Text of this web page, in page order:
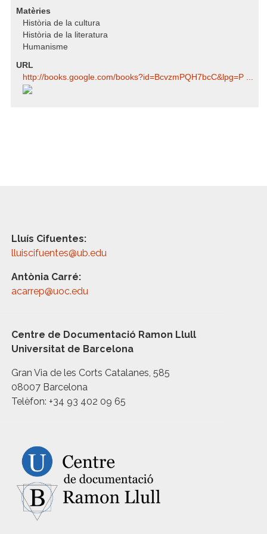
Matèries
Història de la cultura
Història de la literatura
Humanisme
URL
http:/​/​books.google.com/​books?id=BcvzmPQH7bcC​&lpg=P ...
Lluís Cifuentes:
lluiscifuentes@ub.edu
Antònia Carré:
acarrep@uoc.edu
Centre de Documentació Ramon Llull
Universitat de Barcelona
Gran Via de les Corts Catalanes, 585
08007 Barcelona
Telèfon: +34 93 402 09 65